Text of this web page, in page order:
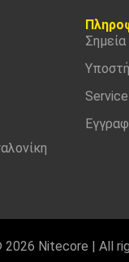
Service
Nitecore | All